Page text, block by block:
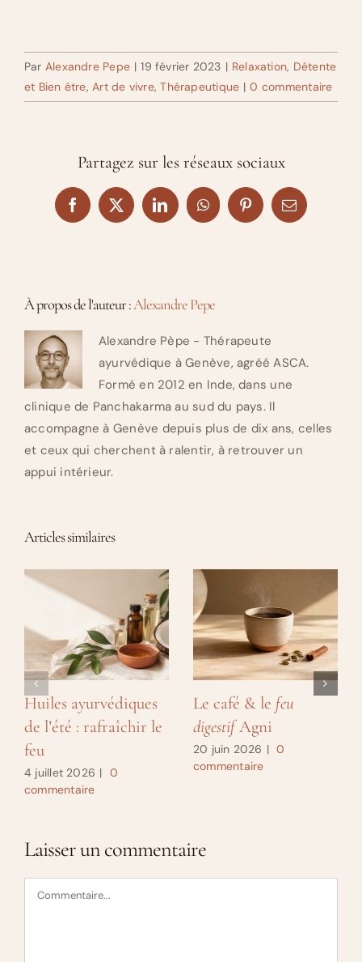
Par Alexandre Pepe | 19 février 2023 | Relaxation, Détente
et Bien être,Art de vivre,Thérapeutique | 0 commentaire
Partagez sur les réseaux sociaux
Facebook
X LinkedInWhatsAppPinterestEmail
À propos de l'auteur :Alexandre Pepe
Alexandre Pèpe - Thérapeute
ayurvédique à Genève, agréé ASCA.
Formé en 2012 en Inde, dans une
clinique de Panchakarma au sud du pays. Il
accompagne à Genève depuis plus de dix ans, celles
et ceux qui cherchent à ralentir, à retrouver un
appui intérieur.
Articles similaires
Huiles ayurvédiques
de l’été : rafraîchir le
feu
4 juillet 2026 | 0
commentaire
Le café & le feu
digestifAgni
20 juin 2026 | 0
commentaire
Laisser un commentaire
Commentaire